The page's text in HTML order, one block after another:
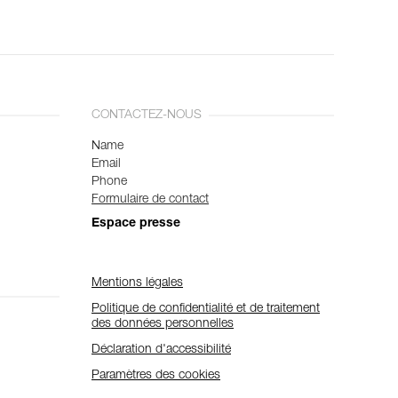
CONTACTEZ-NOUS
Name
Email
Phone
Formulaire de contact
Espace presse
Mentions légales
Politique de confidentialité et de traitement
des données personnelles
Déclaration d'accessibilité
Paramètres des cookies